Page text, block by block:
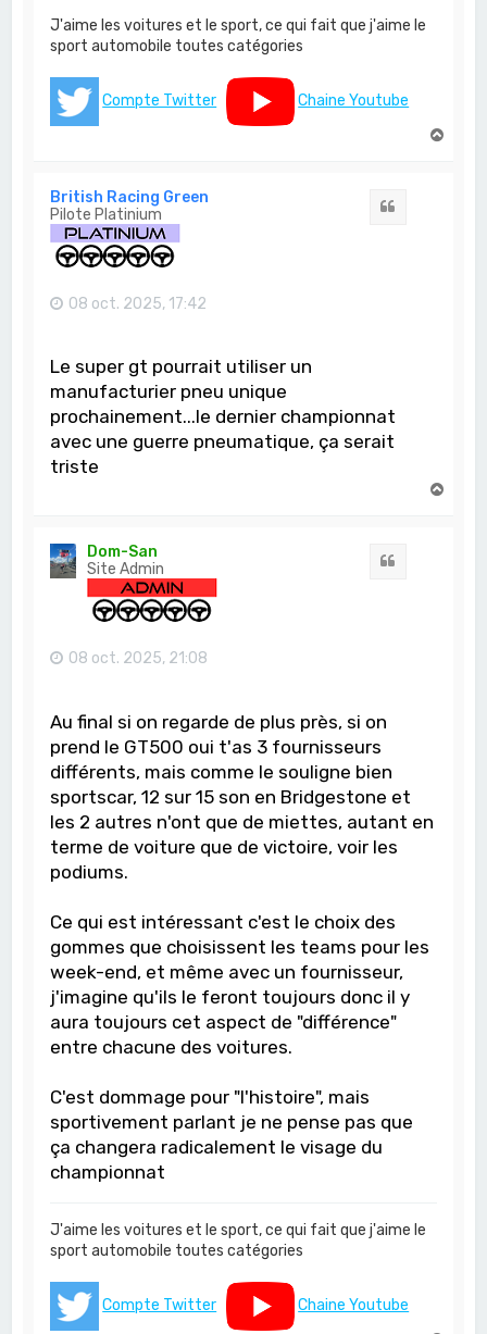
J'aime les voitures et le sport, ce qui fait que j'aime le
sport automobile toutes catégories
Compte Twitter
Chaine Youtube
British Racing Green
Pilote Platinium
08 oct. 2025, 17:42
Le super gt pourrait utiliser un
manufacturier pneu unique
prochainement...le dernier championnat
avec une guerre pneumatique, ça serait
triste
Dom-San
Site Admin
08 oct. 2025, 21:08
Au final si on regarde de plus près, si on
prend le GT500 oui t'as 3 fournisseurs
différents, mais comme le souligne bien
sportscar, 12 sur 15 son en Bridgestone et
les 2 autres n'ont que de miettes, autant en
terme de voiture que de victoire, voir les
podiums.
Ce qui est intéressant c'est le choix des
gommes que choisissent les teams pour les
week-end, et même avec un fournisseur,
j'imagine qu'ils le feront toujours donc il y
aura toujours cet aspect de "différence"
entre chacune des voitures.
C'est dommage pour "l'histoire", mais
sportivement parlant je ne pense pas que
ça changera radicalement le visage du
championnat
J'aime les voitures et le sport, ce qui fait que j'aime le
sport automobile toutes catégories
Compte Twitter
Chaine Youtube